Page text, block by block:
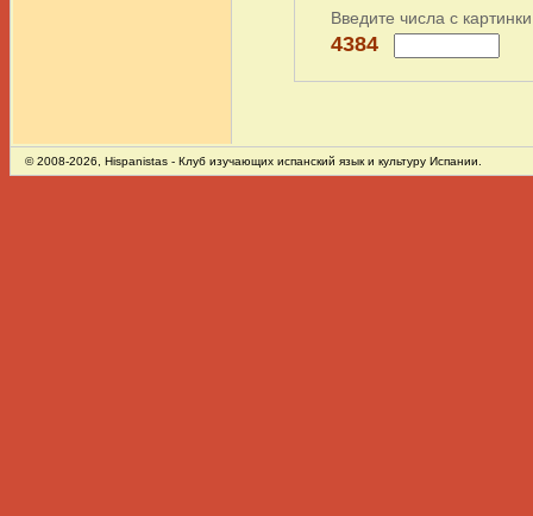
Введите числа с
4384
© 2008-2026, Hispanistas - Клуб изучающих испанский язык и культуру Испании.